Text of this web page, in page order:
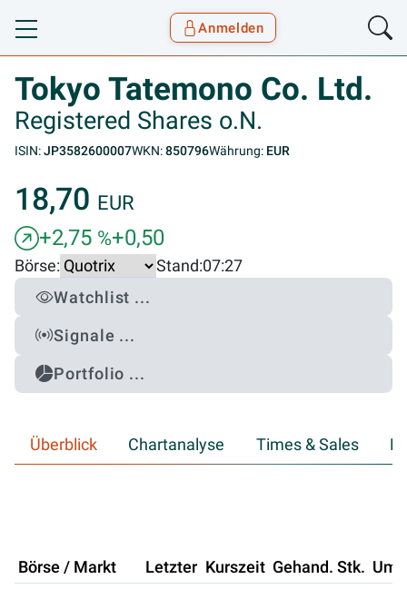
Toggle navigation
Anmelden
Tokyo Tatemono Co. Ltd.
Registered Shares o.N.
ISIN:JP3582600007WKN:850796Währung: EUR
18,70 EUR
+2,75 %+0,50
Börse: Stand:07:27
Watchlist ...
Signale ...
Portfolio ...
Überblick Chartanalyse Times & Sales
Börse / Markt Letzter Kurszeit Gehand. Stk.